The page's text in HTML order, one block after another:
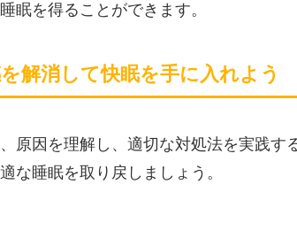
眠を得ることができます。
解消して快眠を手に入れよう
原因を理解し、適切な対処法を実践す
な睡眠を取り戻しましょう。